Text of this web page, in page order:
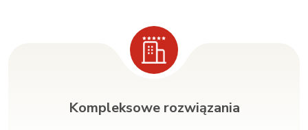
Kompleksowe rozwiązania